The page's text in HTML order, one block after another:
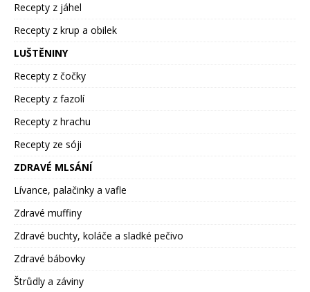
Recepty z jáhel
Recepty z krup a obilek
LUŠTĚNINY
Recepty z čočky
Recepty z fazolí
Recepty z hrachu
Recepty ze sóji
ZDRAVÉ MLSÁNÍ
Lívance, palačinky a vafle
Zdravé muffiny
Zdravé buchty, koláče a sladké pečivo
Zdravé bábovky
Štrůdly a záviny